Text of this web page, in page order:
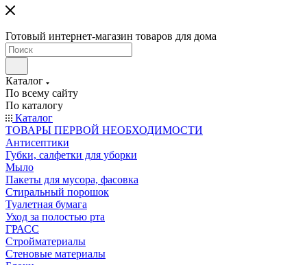
Готовый интернет-магазин товаров для дома
Каталог
По всему сайту
По каталогу
Каталог
ТОВАРЫ ПЕРВОЙ НЕОБХОДИМОСТИ
Антисептики
Губки, салфетки для уборки
Мыло
Пакеты для мусора, фасовка
Стиральный порошок
Туалетная бумага
Уход за полостью рта
ГРАСС
Стройматериалы
Стеновые материалы